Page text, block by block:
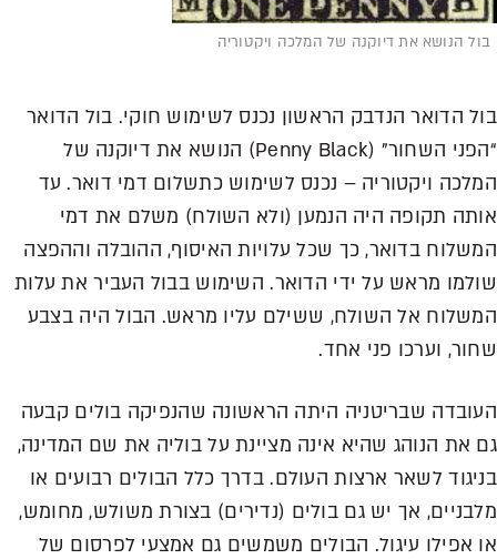
הנושא את דיוקנה של המלכה ויקטוריה
הדואר הנדבק הראשון נכנס לשימוש חוקי. בול הדואר
“הפני השחור” (Penny Black) הנושא את דיוקנה של
ויקטוריה – נכנס לשימוש כתשלום דמי דואר. עד
תקופה היה הנמען (ולא השולח) משלם את דמי
בדואר, כך שכל עלויות האיסוף, ההובלה וההפצה
מראש על ידי הדואר. השימוש בבול העביר את עלות
אל השולח, ששילם עליו מראש. הבול היה בצבע
וערכו פני אחד.
שבריטניה היתה הראשונה שהנפיקה בולים קבעה
את הנוהג שהיא אינה מציינת על בוליה את שם המדינה,
לשאר ארצות העולם. בדרך כלל הבולים רבועים או
אך יש גם בולים (נדירים) בצורת משולש, מחומש,
אפילו עיגול. הבולים משמשים גם אמצעי לפרסום של